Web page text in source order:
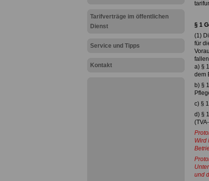
Tarifverträge im öffentlichen
Dienst
Service und Tipps
Kontakt
§ 1
(1)
für
a) §
dem
b) §
c) §
d) §
Wird
und